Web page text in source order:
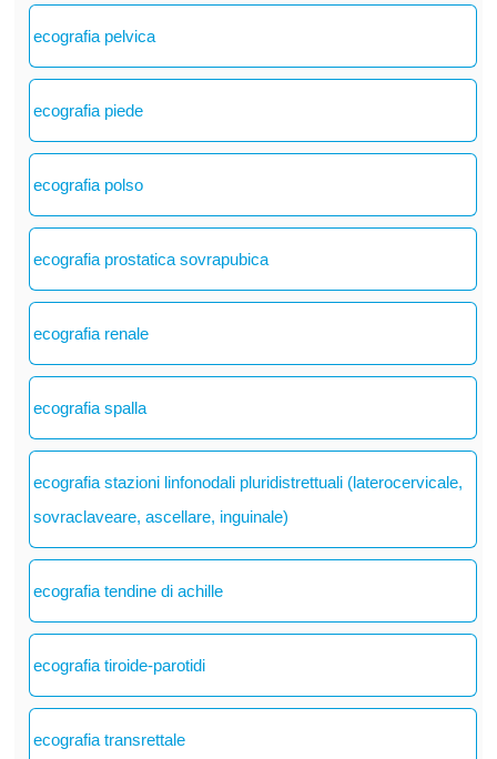
ecografia pelvica
ecografia piede
ecografia polso
ecografia prostatica sovrapubica
ecografia renale
ecografia spalla
ecografia stazioni linfonodali pluridistrettuali (laterocervicale,
sovraclaveare, ascellare, inguinale)
ecografia tendine di achille
ecografia tiroide-parotidi
ecografia transrettale